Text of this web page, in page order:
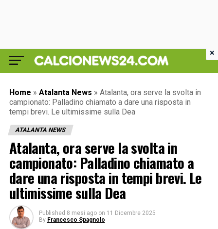
Home » Atalanta News » Atalanta, ora serve la svolta in
campionato: Palladino chiamato a dare una risposta in
tempi brevi. Le ultimissime sulla Dea
ATALANTA NEWS
Atalanta, ora serve la svolta in
campionato: Palladino chiamato a
dare una risposta in tempi brevi. Le
ultimissime sulla Dea
Published 8 mesi ago on 11 Dicembre 2025
By Francesco Spagnolo
×